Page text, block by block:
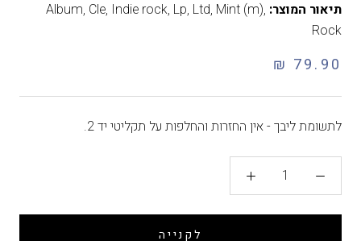
תיאור המוצר:
Album, Cle, Indie rock, Lp, Ltd, Mint (m),
Rock
79.90 ₪
לתשומת ליבך - אין החזרות והחלפות על תקליטי יד 2.
לקנייה